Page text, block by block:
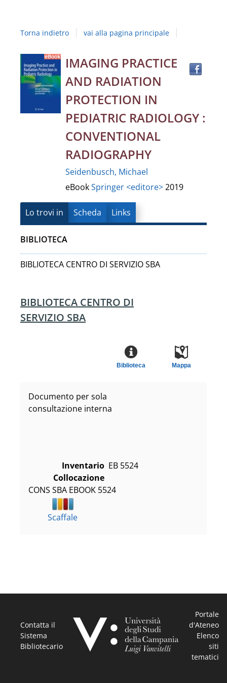
Campania
"Luigi
Vanvitelli"
Torna indietro vai alla pagina principale
Dettaglio
del
documento
IMAGING PRACTICE
AND RADIATION
PROTECTION IN
PEDIATRIC RADIOLOGY :
CONVENTIONAL
RADIOGRAPHY
Seidenbusch, Michael
eBookSpringer <editore>2019
Lo trovi in Scheda Links
BIBLIOTECA
BIBLIOTECA CENTRO DI SERVIZIO SBA
BIBLIOTECA CENTRO DI
SERVIZIO SBA
Mappa
Biblioteca
Documento per sola
consultazione interna
Inventario EB 5524
Collocazione
CONS SBA EBOOK 5524
Scaffale
Contatta il
Sistema
Bibliotecario
Portale
d'Ateneo
Elenco
siti
tematici